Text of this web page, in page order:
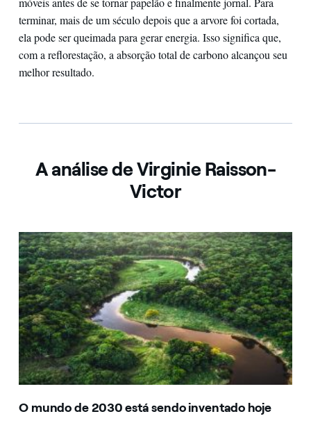
terminar, mais de um século depois que a arvore foi cortada,
ela pode ser queimada para gerar energia. Isso significa que,
com a reflorestação, a absorção total de carbono alcançou seu
melhor resultado.
A análise de Virginie Raisson-
Victor
O mundo de 2030 está sendo inventado hoje